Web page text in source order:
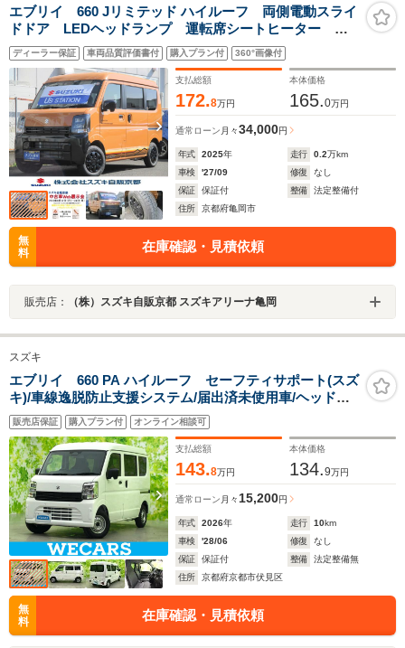
ロ/レーダークルーズ
コントロール/LEDヘ
ッドライト/LEDフォ
グライト
逸脱警報 オ
ト オートエ
エブリイ 660 Jリミテッド ハイルーフ 両側電動スライ
ドドア LEDヘッドランプ 運転席シートヒーター ア
イドリングストップ 衝突被害軽減ブレーキ 後退時ブ
レーキサポート
ディーラー保証 車両品質評価書付 購入プラン付 360°画像付
支払総額
172.8万円
本体価格
165.0万円
通常ローン 月々34,000円
年式 2025年 走行 0.2万km
車検
'27/09 修復
なし
保証
保証付 整備
法定整備付
住所
京都府亀岡市
無
料
在庫確認・見積依頼
販売店： （株）スズキ自販京都 スズキアリーナ亀岡
スズキ
エブリイ 660 PA ハイルーフ セーフティサポート(スズ
キ)/車線逸脱防止支援システム/届出済未使用車/ヘッドラ
ンプ LED/EBD付ABS/横滑り防止装置/アイドリングスト
ップ/パワーウインドウ/キーレス
販売店保証 購入プラン付 オンライン相談可
支払総額
143.8万円
本体価格
134.9万円
通常ローン 月々 15,200円
年式 2026年 走行 10km
車検
'28/06 修復
なし
保証
保証付 整備
法定整備無
住所
京都府京都市伏見区
無
料
在庫確認・見積依頼